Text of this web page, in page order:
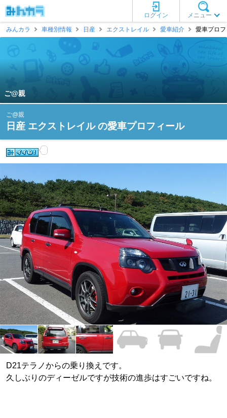
メニュー
ログイン
みんカラ
車種別情報 日産 エクストレイル 愛車紹介 愛車プロ
ご@親
ご@親
日産 エクストレイル の愛車プロフィール
D21テラノからの乗り換えです。
久しぶりのディーゼルですが技術の進歩はすごいですね。